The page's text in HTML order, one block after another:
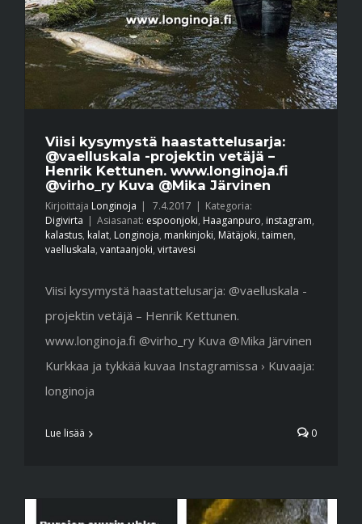
Viisi kysymystä haastattelusarja:
@vaelluskala -projektin vetäjä –
Henrik Kettunen. www.longinoja.fi
@virho_ry Kuva @Mika Järvinen
Kirjoittaja Longinoja 7.4.2017
Kategoria:
Digivirta
Asiasanat: espoonjoki, Haaganpuro, instagram,
kalastus, kalat, Longinoja, mankinjoki, Mätäjoki, taimen,
vaelluskala, vantaanjoki, virtavesi
Viisi kysymystä haastattelusarja: @vaelluskala -
projektin vetäjä – Henrik Kettunen.
www.longinoja.fi @virho_ry Kuva @Mika Järvinen
Kurkkaa ja tykkää kuvaa Instagramissa › Kuvaaja:
longinoja
Lue lisää 0